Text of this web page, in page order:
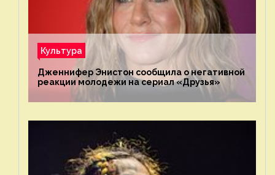
Культура
Дженнифер Энистон сообщила о негативной
реакции молодежи на сериал «Друзья»